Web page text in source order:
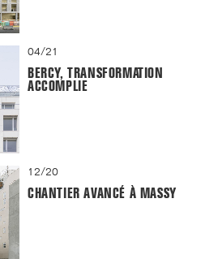
04/21
BERCY, TRANSFORMATION
ACCOMPLIE
12/20
CHANTIER AVANCÉ À MASSY